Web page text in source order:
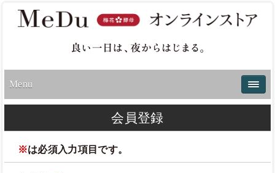
Menu
会員登録
※は必須入力項目です。